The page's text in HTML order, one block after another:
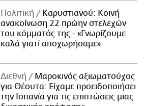
Πολιτική
Καρυστιανού: Κοινή
ανακοίνωση 22 πρώην στελεχών
του κόμματός της - «Γνωρίζουμε
καλά γιατί αποχωρήσαμε»
Διεθνή
Μαροκινός αξιωματούχος
για Θέουτα: Είχαμε προειδοποιήσει
την Ισπανία για τις επιπτώσεις μιας